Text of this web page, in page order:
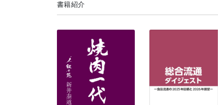
書籍紹介